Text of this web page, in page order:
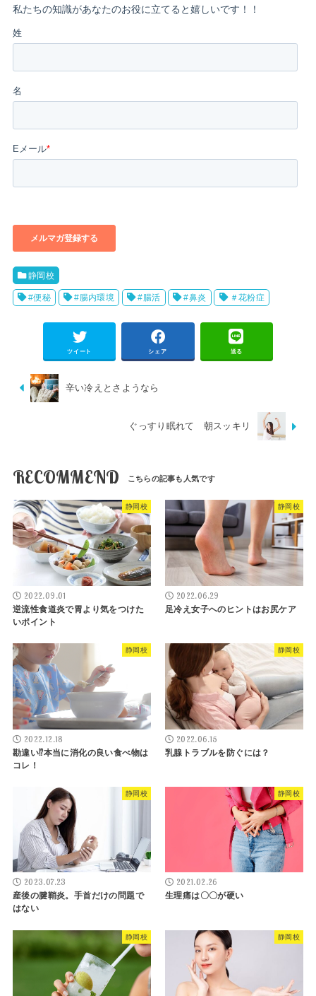
静岡校
#便秘 #腸内環境 #腸活 #鼻炎 ＃花粉症
ツイート シェア 送る
辛い冷えとさようなら
ぐっすり眠れて 朝スッキリ
RECOMMEND
静岡校
2022.09.01
逆流性食道炎で胃より気をつけた
いポイント
静岡校
2022.06.29
足冷え女子へのヒントはお尻ケア
静岡校
2022.12.18
勘違い⁉︎本当に消化の良い食べ物は
コレ！
静岡校
2022.06.15
乳腺トラブルを防ぐには？
静岡校
2023.07.23
産後の腱鞘炎。手首だけの問題で
はない
静岡校
2021.02.26
生理痛は〇〇が硬い
静岡校 静岡校